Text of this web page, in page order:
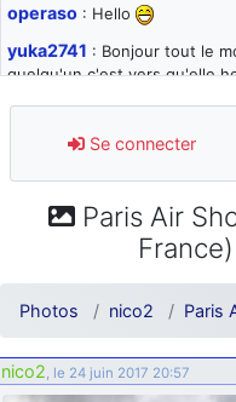
operaso : Hello
yuka2741 : Bonjour tout le
quelqu'un c'est vers qu'elle
d9pouces: désolé pour les
jours : je teste des
paxwax: Super, la nouvelle
bien sûr que oui !
je suis un avion@,._,+:
Se connecter
Paris Air
Photos nico2 Paris
nico2, le 24 juin 2017 20:57